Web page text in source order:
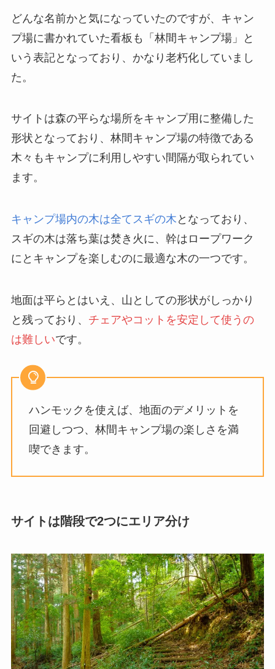
どんな名前かと気になっていたのですが、キャン
プ場に書かれていた看板も「林間キャンプ場」と
いう表記となっており、かなり老朽化していまし
た。
サイトは森の平らな場所をキャンプ用に整備した
形状となっており、林間キャンプ場の特徴である
木々もキャンプに利用しやすい間隔が取られてい
ます。
キャンプ場内の木は全てスギの木 となっており、
スギの木は落ち葉は焚き火に、幹はロープワーク
にとキャンプを楽しむのに最適な木の一つです。
地面は平らとはいえ、山としての形状がしっかり
と残っており、 チェアやコットを安定して使うの
は難しいです。
ハンモックを使えば、地面のデメリットを
回避しつつ、林間キャンプ場の楽しさを満
喫できます。
サイトは階段で2つにエリア分け